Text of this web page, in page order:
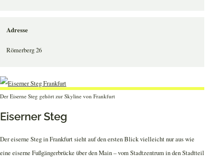
Adresse
Römerberg 26
Der Eiserne Steg gehört zur Skyline von Frankfurt
Eiserner Steg
Der eiserne Steg in Frankfurt sieht auf den ersten Blick vielleicht nur aus wie
eine eiserne Fußgängerbrücke über den Main – vom Stadtzentrum in den Stadtteil